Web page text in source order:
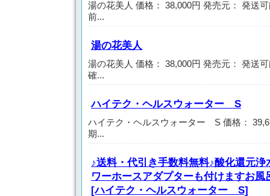
湯の花美人 価格： 38,000円 発売元： 発送
前...
湯の花美人
湯の花美人 価格： 38,000円 発売元： 発送
確...
ハイテク・ヘルスウォーター S
ハイテク・ヘルスウォーター S 価格：
期...
♪送料・代引き手数料無料♪酸化還元
ワーホースアダプターも付けますお風
[ハイテク・ヘルスウォーター S]